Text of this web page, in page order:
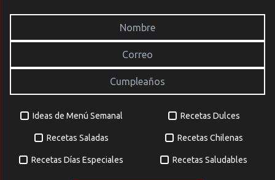
Ideas de Menú Semanal Recetas Dulces
Recetas Saladas Recetas Chilenas
Recetas Días Especiales Recetas Saludables